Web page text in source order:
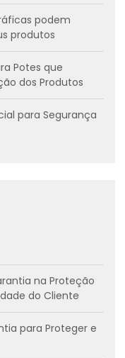
podem
produtos
Potes que
dos Produtos
para Segurança
na Proteção
do Cliente
para Proteger e